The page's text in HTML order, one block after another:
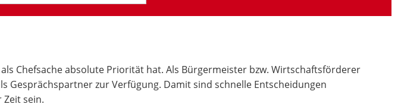
Chefsache absolute Priorität hat. Als Bürgermeister bzw. Wirtschaftsförderer
Gesprächspartner zur Verfügung. Damit sind schnelle Entscheidungen
sein.